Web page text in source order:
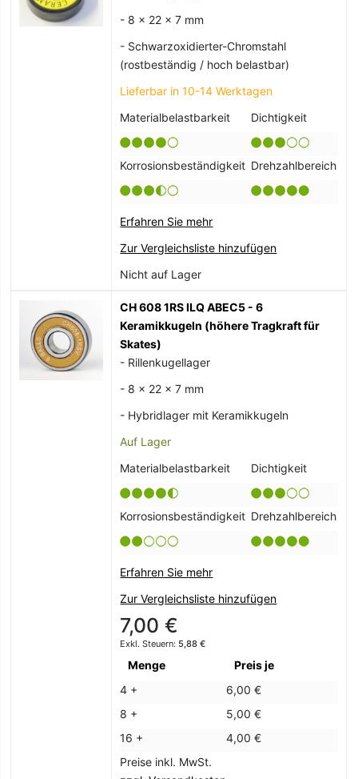
- 8 x 22 x 7 mm
- Schwarzoxidierter-Chromstahl
(rostbeständig / hoch belastbar)
Lieferbar in 10-14 Werktagen
Materialbelastbarkeit
Dichtigkeit
Korrosionsbeständigkeit Drehzahlbereich
Erfahren Sie mehr
Zur Vergleichsliste hinzufügen
Nicht auf Lager
CH 608 1RS ILQ ABEC5 - 6
Keramikkugeln (höhere Tragkraft für
Skates)
- Rillenkugellager
- 8 x 22 x 7 mm
- Hybridlager mit Keramikkugeln
Auf Lager
Materialbelastbarkeit
Dichtigkeit
Korrosionsbeständigkeit Drehzahlbereich
Erfahren Sie mehr
Zur Vergleichsliste hinzufügen
7,00 €
5,88 €
Menge
Preis je
4 +
6,00 €
8 +
5,00 €
16 +
4,00 €
Preise inkl. MwSt.